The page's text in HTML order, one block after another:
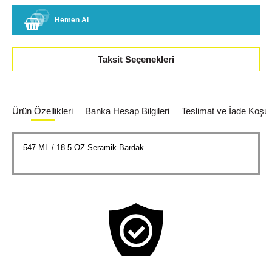
Hemen Al
Taksit Seçenekleri
Ürün Özellikleri Banka Hesap Bilgileri Teslimat ve İade
547 ML / 18.5 OZ Seramik Bardak.